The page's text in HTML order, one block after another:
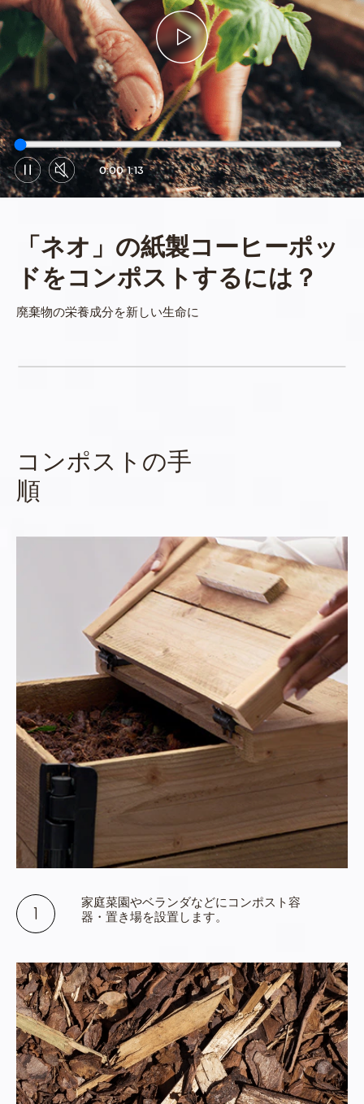
「ネオ」の紙製コーヒーポッ
ドをコンポストするには？
廃棄物の栄養成分を新しい生命に
0:00 1:13
コンポストの手
順
家庭菜園やベランダなどにコンポスト容
器・置き場を設置します。